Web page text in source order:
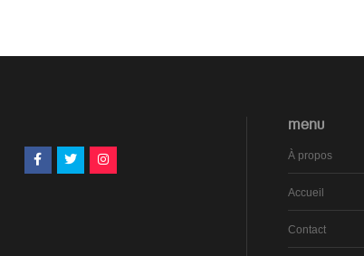
MENU
À propos
Accueil
Contact